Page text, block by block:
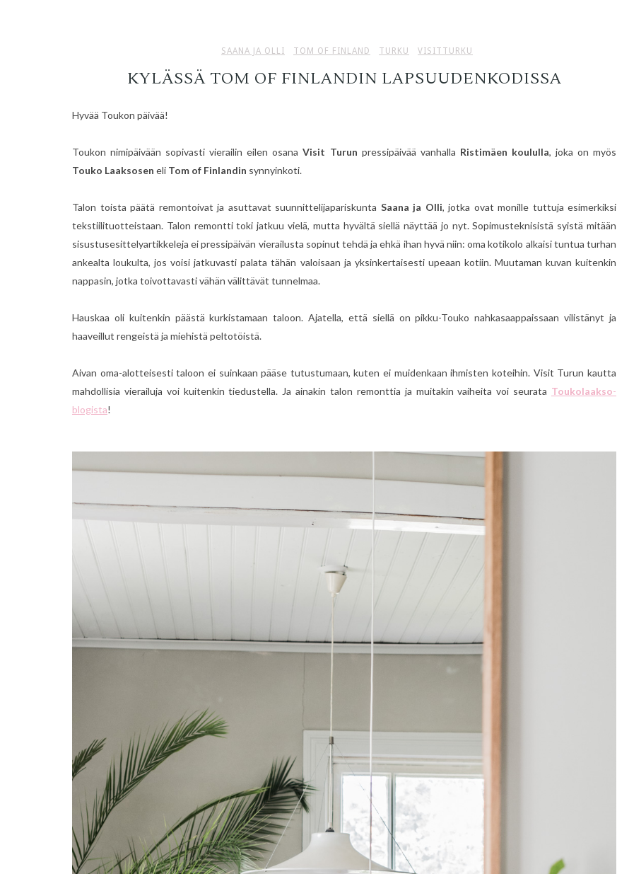
SAANA JA OLLI TOM OF FINLAND TURKU VISITTURKU
KYLÄSSÄ TOM OF FINLANDIN LAPSUUDENKODISSA
Hyvää Toukon päivää!
Toukon nimipäivään sopivasti vierailin eilen osanaVisit Turun pressipäivää vanhalla Ristimäen koululla, joka on myös
Touko Laaksosen eli Tom of Finlandin synnyinkoti.
Talon toista päätä remontoivat ja asuttavat suunnittelijapariskunta Saana ja Olli, jotka ovat monille tuttuja esimerkiksi
tekstiilituotteistaan. Talon remontti toki jatkuu vielä, mutta hyvältä siellä näyttää jo nyt. Sopimusteknisistä syistä mitään
sisustusesittelyartikkeleja ei pressipäivän vierailusta sopinut tehdä ja ehkä ihan hyvä niin: oma kotikolo alkaisi tuntua turhan
ankealta loukulta, jos voisi jatkuvasti palata tähän valoisaan ja yksinkertaisesti upeaan kotiin. Muutaman kuvan kuitenkin
nappasin, jotka toivottavasti vähän välittävät tunnelmaa.
Hauskaa oli kuitenkin päästä kurkistamaan taloon. Ajatella, että siellä on pikku-Touko nahkasaappaissaan vilistänyt ja
haaveillut rengeistä ja miehistä peltotöistä.
Aivan oma-alotteisesti taloon ei suinkaan pääse tutustumaan, kuten ei muidenkaan ihmisten koteihin. Visit Turun kautta
mahdollisia vierailuja voi kuitenkin tiedustella. Ja ainakin talon remonttia ja muitakin vaiheita voi seurata Toukolaakso-
blogista!